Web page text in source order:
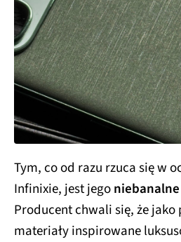
Tym, co od razu rzuca się w
Infinixie, jest jego
Producent chwali się, że jako
materiały inspirowane